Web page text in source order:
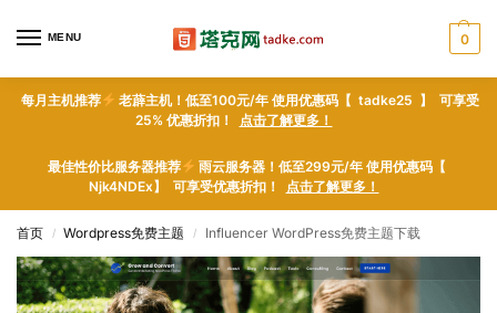
MENU 0
每月主机推荐
老薜主机！低至100元/年 使用优惠码【 tadke25 】 可享受
25% 优惠折扣！ 点击了解更多！
最佳性价比服务器推荐
雨云服务器！低至299元/年 使用优惠码【
Njk4NDEx】 可享受优惠折扣！ 点击了解更多！
首页 / Wordpress免费主题 / Influencer WordPress免费主题下载